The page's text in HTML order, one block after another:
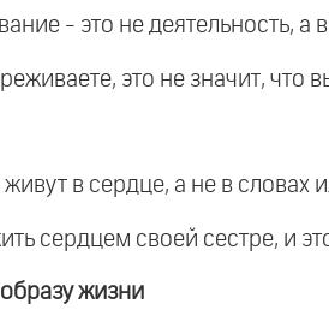
- это не деятельность, а
это не значит, что
в сердце, а не в словах
сердцем своей сестре, и
жизни